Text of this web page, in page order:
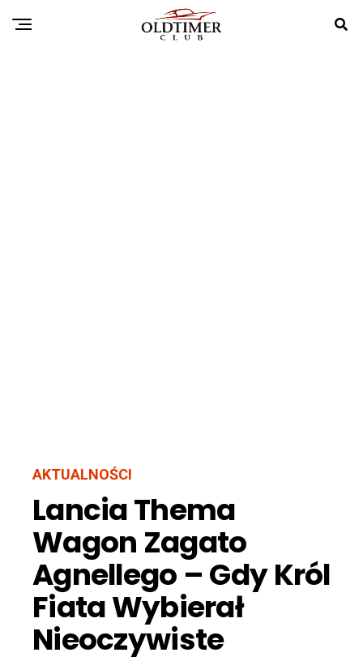
AKTUALNOŚCI
Lancia Thema
Wagon Zagato
Agnellego – Gdy Król
Fiata Wybierał
Nieoczywiste